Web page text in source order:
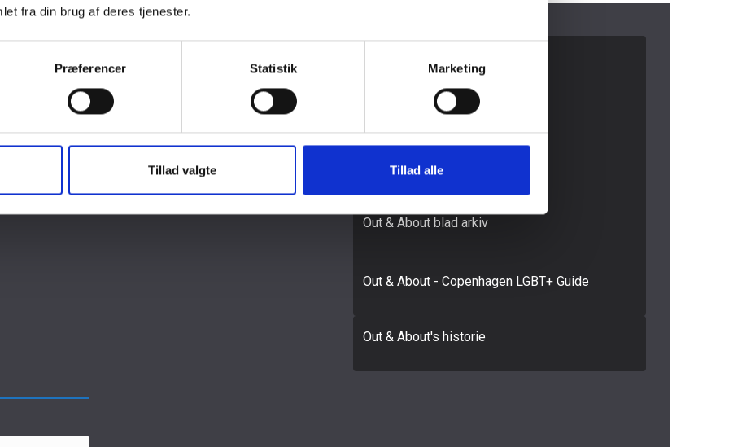
fra din brug af deres tjenester.
Præferencer Statistik Marketing
Tillad valgte Tillad alle
INDLÆG Medieinfo magasin
Samlede Medieinfo
Mediakit in English
Out & About blad arkiv
Out & About - Copenhagen LGBT+ Guide
Out & About's historie